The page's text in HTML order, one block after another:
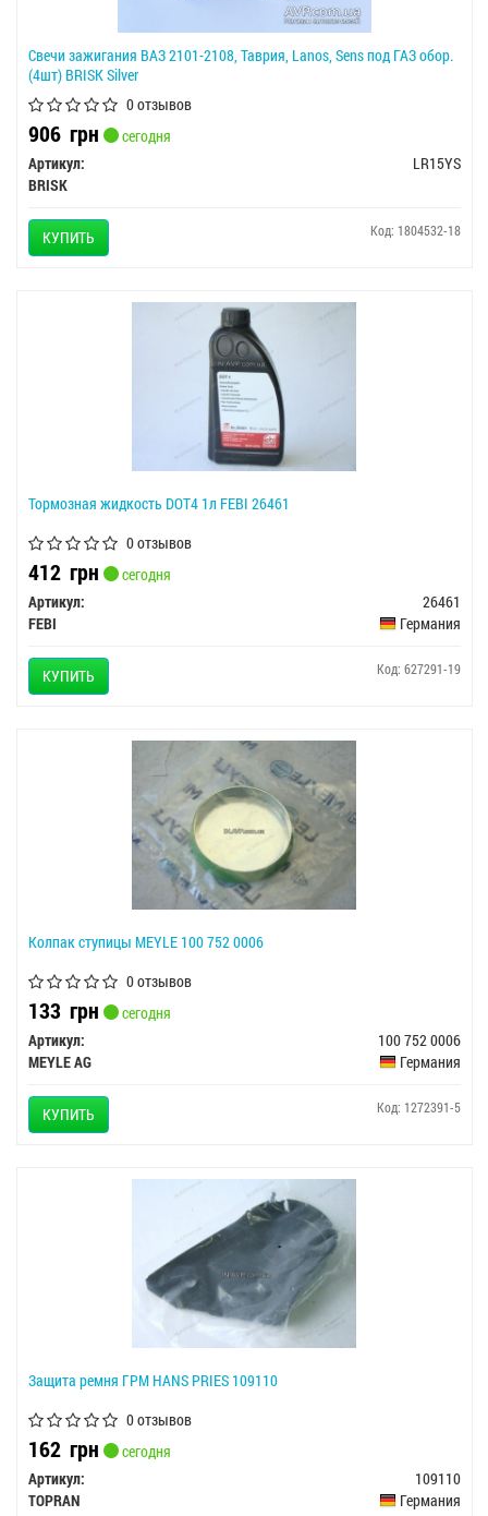
Свечи зажигания ВАЗ 2101-2108, Таврия, Lanos, Sens под ГАЗ обор.
(4шт) BRISK Silver
0 отзывов
906 грн
сегодня
Артикул:
LR15YS
BRISK
КУПИТЬ Код: 1804532-18
Тормозная жидкость DOT4 1л FEBI 26461
0 отзывов
412 грн
сегодня
Артикул:
26461
FEBI
Германия
КУПИТЬ Код: 627291-19
Колпак ступицы MEYLE 100 752 0006
0 отзывов
133 грн
сегодня
Артикул:
100 752 0006
MEYLE AG
Германия
КУПИТЬ Код: 1272391-5
Защита ремня ГРМ HANS PRIES 109110
0 отзывов
162 грн
сегодня
Артикул:
109110
TOPRAN
Германия